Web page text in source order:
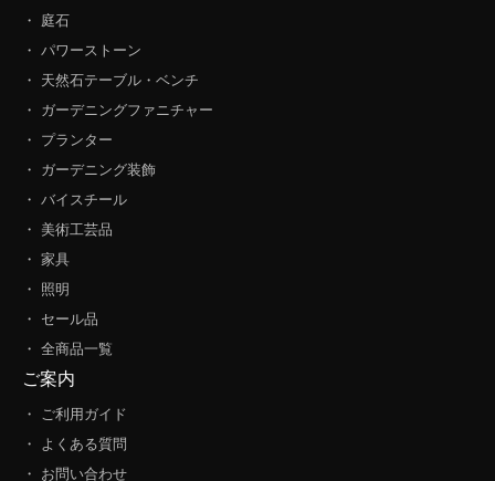
・ 庭石
・ パワーストーン
・ 天然石テーブル・ベンチ
・ ガーデニングファニチャー
・ プランター
・ ガーデニング装飾
・ バイスチール
・ 美術工芸品
・ 家具
・ 照明
・ セール品
・ 全商品一覧
ご案内
・ ご利用ガイド
・ よくある質問
・ お問い合わせ